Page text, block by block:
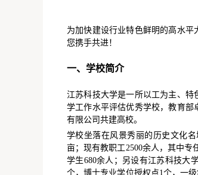
为加快建设行业特色鲜明的高水
您携手共进！
一、学校简介
江苏科技大学是一所以工为主、
学工作水平评估优秀学校，教育
有限公司共建高校。
学校坐落在风景秀丽的历史文化
亩；现有教职工2500余人，其中专
学生680余人；另设有江苏科技大
个，博士专业学位授权点1个，一